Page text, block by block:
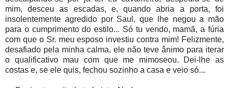
mim, desceu as escadas, e, quando abria a porta, foi
insolentemente agredido por Saul, que lhe negou a mão
para o cumprimento do estilo... Só tu vendo, mamã, a fúria
com que o Sr. meu esposo investiu contra mim! Felizmente,
desafiado pela minha calma, ele não teve ânimo para iterar
o qualificativo mau com que me mimoseou. Dei-lhe as
costas e, se ele quis, fechou sozinho a casa e veio só...